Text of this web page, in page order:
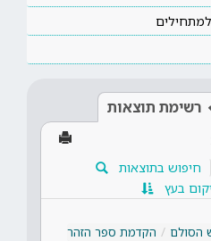
רשימת תוצאות
חיפוש בתוצאות
בעץ
הסולם
הקדמת ספר הזהר